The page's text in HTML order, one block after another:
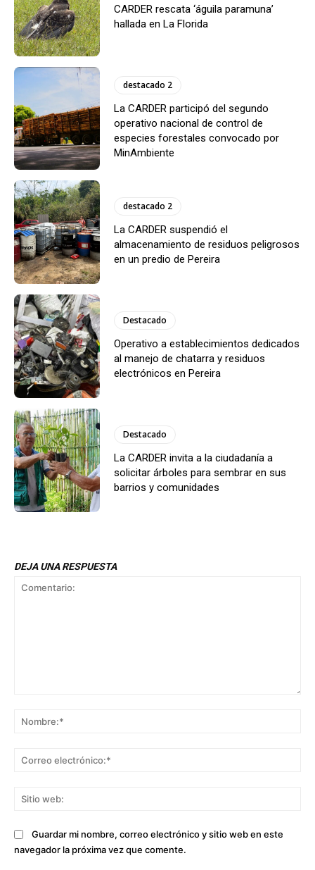
CARDER rescata ‘águila paramuna’
hallada en La Florida
destacado 2
La CARDER participó del segundo
operativo nacional de control de
especies forestales convocado por
MinAmbiente
destacado 2
La CARDER suspendió el
almacenamiento de residuos peligrosos
en un predio de Pereira
Destacado
Operativo a establecimientos dedicados
al manejo de chatarra y residuos
electrónicos en Pereira
Destacado
La CARDER invita a la ciudadanía a
solicitar árboles para sembrar en sus
barrios y comunidades
DEJA UNA RESPUESTA
Guardar mi nombre, correo electrónico y sitio web en este
navegador la próxima vez que comente.